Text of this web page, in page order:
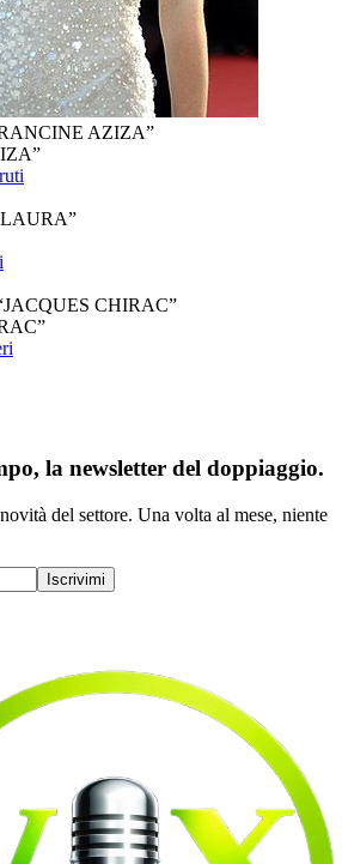
AZIZA”
LAURA”
JACQUES CHIRAC”
, la newsletter del doppiaggio.
del settore. Una volta al mese, niente
Iscrivimi